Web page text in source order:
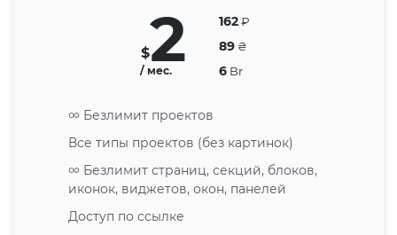
$2
/ мес.
162₽
89 ₴
6 Br
∞ Безлимит проектов
Все типы проектов (без картинок)
∞ Безлимит страниц, секций, блоков,
иконок, виджетов, окон, панелей
Доступ по ссылке